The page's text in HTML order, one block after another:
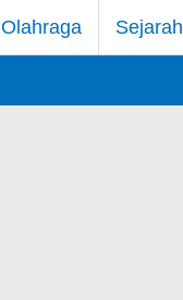
Olahraga Sejarah